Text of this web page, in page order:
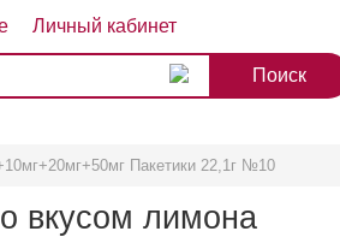
Личный кабинет
Пакетики 22,1г №10
вкусом лимона